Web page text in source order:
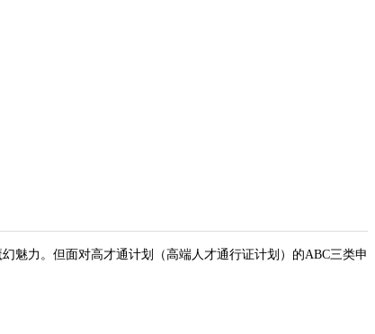
魅力。但面对高才通计划（高端人才通行证计划）的ABC三类申